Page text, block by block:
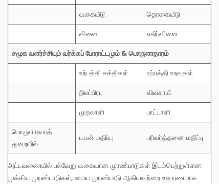
வகையீடு
தொகையீடு
வினை
எதிர்வினை
சமூகவளர்ச்சியும்வர்க்கப்போராட்டமும் &பொருளாதாரம்
உற்பத்தி சக்திகள்
உற்பத்தி உறவுகள்
நிலப்பிரபு
விவசாயி
முதலாளி
பாட்டாளி
பொருளாதாரத்
துறையில்
பயன் மதிப்பு பரிவர்த்தனை மதிப்பு
அட்டவணையில் பல்வேறு வகையான முரண்பாடுகள் இடம்பெற்றுள்ளன.
முக்கிய முரண்பாடுகள், மைய முரண்பாடு ஆகியவற்றை உதாரணமாக